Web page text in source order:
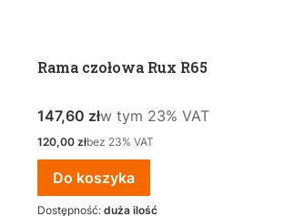
Rama czołowa Rux R65
Cena brutto
147,60 złw tym %s VAT
w tym 23% VAT
Cena netto
120,00 złbez 23% VAT
Do koszyka
Dostępność: duża ilość